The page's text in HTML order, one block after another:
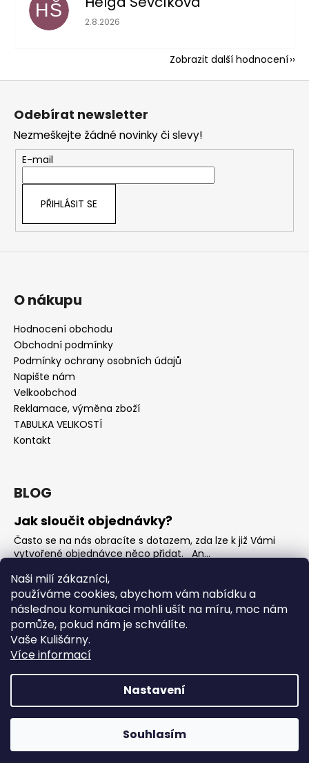
Naši milí zákazníci,
používáme cookies, abychom vám nabídku a
následnou komunikaci mohli ušít na míru, moc nám
pomůže, pokud nám je schválíte.
Vaše Kulišárny.
Více informací
Nastavení
Souhlasím
‼️ Sleva 30% na všechno zboží z kategorie ZBOŽÍ SKLADEM s
HŠ Hodnocení obchodu je 5 z 5 hvězdiček.
2.8.2026
Zobrazit další hodnocení
Z
Odebírat newsletter
Nezmeškejte žádné novinky či slevy!
E-mail
PŘIHLÁSIT SE
O nákupu
Hodnocení obchodu
Obchodní podmínky
Podmínky ochrany osobních údajů
Napište nám
Velkoobchod
Reklamace, výměna zboží
TABULKA VELIKOSTÍ
Kontakt
BLOG
Jak sloučit objednávky?
Často se na nás obracíte s dotazem, zda lze k již Vámi
vytvořené objednávce něco přidat. An...
Jak vybrat rostoucí overal na jaro?
Nejčastější otázka, kterou od Vás teď dostáváme je, jak
vybrat rostoucí overal na nadcházející jarní...
OVERALY jaké jsou mezi nimi rozdíly
Overaly jsou velmi oblíbeným kouskem. Snadno se
oblékají, nevykasávají se a přebalování je hračka. ...
Copyright 2026Kulišárny. Všechna práva vyhrazena.
Upravit nastavení cookies